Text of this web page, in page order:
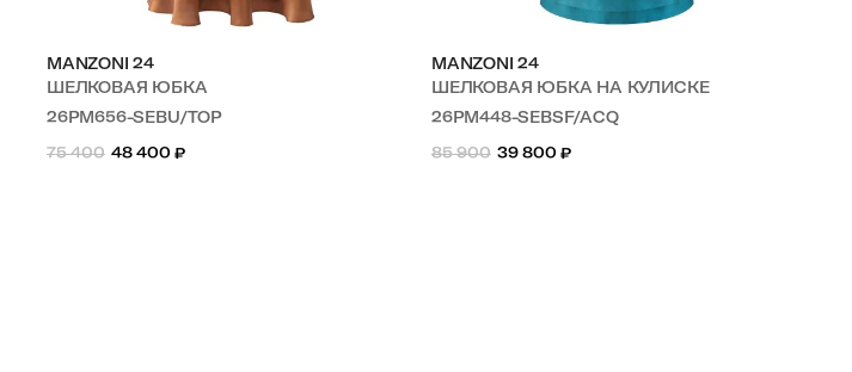
MANZONI 24
ШЕЛКОВАЯ ЮБКА
26PM656-SEBU/TOP
75 400
48 400 ₽
MANZONI 24
ШЕЛКОВАЯ ЮБКА НА КУЛИСКЕ
26PM448-SEBSF/ACQ
85 900
39 800 ₽